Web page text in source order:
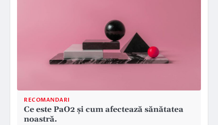
RECOMANDARI
Ce este PaO2 și cum afectează sănătatea
noastră.